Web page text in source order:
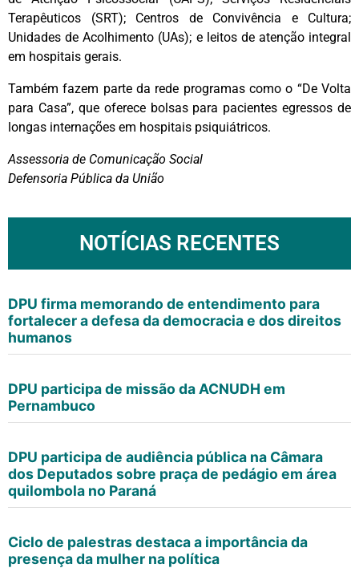
Terapêuticos (SRT); Centros de Convivência e Cultura;
Unidades de Acolhimento (UAs); e leitos de atenção integral
em hospitais gerais.
Também fazem parte da rede programas como o “De Volta
para Casa”, que oferece bolsas para pacientes egressos de
longas internações em hospitais psiquiátricos.
Assessoria de Comunicação Social
Defensoria Pública da União
NOTÍCIAS RECENTES
DPU firma memorando de entendimento para
fortalecer a defesa da democracia e dos direitos
humanos
DPU participa de missão da ACNUDH em
Pernambuco
DPU participa de audiência pública na Câmara
dos Deputados sobre praça de pedágio em área
quilombola no Paraná
Ciclo de palestras destaca a importância da
presença da mulher na política